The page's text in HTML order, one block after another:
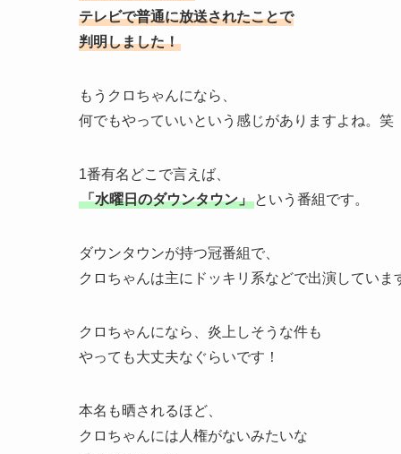
テレビで普通に放送されたことで
判明しました！
もうクロちゃんになら、
何でもやっていいという感じがありますよね。笑
1番有名どこで言えば、
「水曜日のダウンタウン」 という番組です。
ダウンタウンが持つ冠番組で、
クロちゃんは主にドッキリ系などで出演していま
クロちゃんになら、炎上しそうな件も
やっても大丈夫なぐらいです！
本名も晒されるほど、
クロちゃんには人権がないみたいな